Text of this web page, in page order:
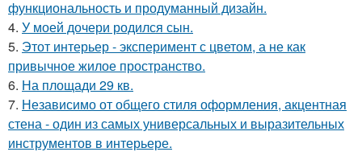
функциональность и продуманный дизайн.
4. У моей дочери родился сын.
5. Этот интерьер - эксперимент с цветом, а не как
привычное жилое пространство.
6. На площади 29 кв.
7. Независимо от общего стиля оформления, акцентная
стена - один из самых универсальных и выразительных
инструментов в интерьере.